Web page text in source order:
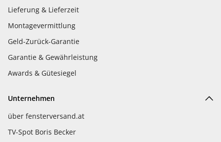
Lieferung & Lieferzeit
Montagevermittlung
Geld-Zurück-Garantie
Garantie & Gewährleistung
Awards & Gütesiegel
Unternehmen
über fensterversand.at
TV-Spot Boris Becker